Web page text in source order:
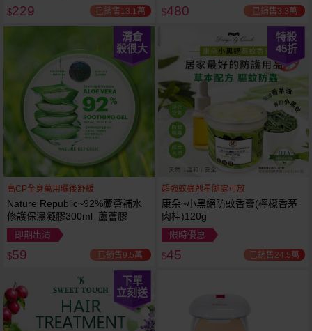
$229 已銷售13.1萬 $480 已銷售3.3萬
清倉
殺很大
高CP全身萬用曬後舒緩
Nature Republic~92%蘆薈補水
修護保濕凝膠300ml 蘆薈膠
即期出清
$59 已銷售9.5萬
特殺
45折
超強蚊蟲剋星隨處可放
康朵~小黑絕防蚊香膏(檸檬香茅
肉桂)120g
限時優惠
$45 已銷售24.5萬
下單
立刻送